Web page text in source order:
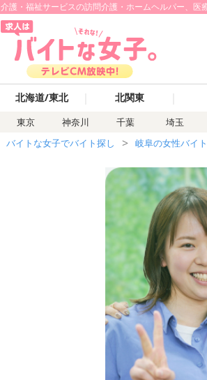
介護・福祉サービスの訪問介護・ホームヘルパー、
北海道/東北 北関東
東京 神奈川 千葉 埼玉
バイトな女子でバイト探し
岐阜の女性バイ